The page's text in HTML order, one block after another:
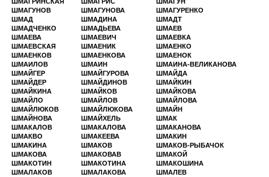
ШМАГУНОВ
ШМАГУНОВА
ШМАГУРЕНКО
ШМАД
ШМАДИНА
ШМАДТ
ШМАДЧЕНКО
ШМАДЬЕВА
ШМАЕВ
ШМАЕВА
ШМАЕВИЧ
ШМАЕВКА
ШМАЕВСКАЯ
ШМАЕНИК
ШМАЕНКО
ШМАЕНКОВ
ШМАЕНКОВА
ШМАЕНОК
ШМАИЛОВ
ШМАИН
ШМАИНА-ВЕЛИКАНОВА
ШМАЙГЕР
ШМАЙГУРОВА
ШМАЙДА
ШМАЙДЕР
ШМАЙДИНОВ
ШМАЙКИН
ШМАЙКИНА
ШМАЙКОВ
ШМАЙКОВА
ШМАЙЛО
ШМАЙЛОВ
ШМАЙЛОВА
ШМАЙЛЮКОВ
ШМАЙЛЮКОВА
ШМАЙН
ШМАЙНОВА
ШМАЙХЕЛЬ
ШМАК
ШМАКАЛОВ
ШМАКАЛОВА
ШМАКАНОВА
ШМАКВО
ШМАКЕЕВА
ШМАКИН
ШМАКИНА
ШМАКОВ
ШМАКОВ-РЫБАЧОК
ШМАКОВА
ШМАКОВАВ
ШМАКОЙ
ШМАКОТИН
ШМАКОТИНА
ШМАКОШИНА
ШМАЛАКОВ
ШМАЛАКОВА
ШМАЛЕВ